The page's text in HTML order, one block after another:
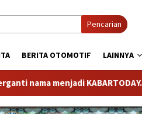
Pencarian
BERITA OTOMOTIF LAINNYA
nama menjadi